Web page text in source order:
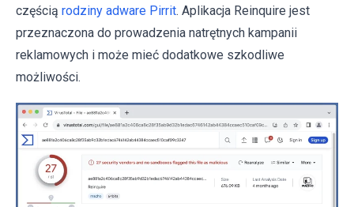
częścią rodziny adware Pirrit. Aplikacja Reinquire jest
przeznaczona do prowadzenia natrętnych kampanii
reklamowych i może mieć dodatkowe szkodliwe
możliwości.